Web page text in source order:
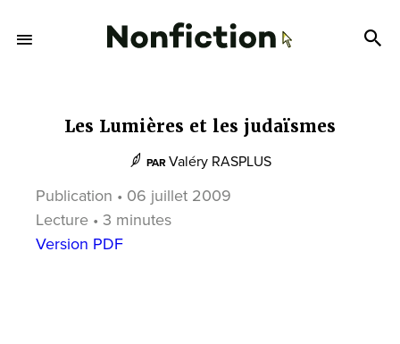
Les Lumières et les judaïsmes
PAR Valéry RASPLUS
Publication • 06 juillet 2009
Lecture • 3 minutes
Version PDF